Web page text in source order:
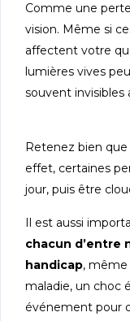
Comme une
vision. Même si
affectent votre
lumières vives
souvent invisibles
Retenez bien
effet, certaines
jour, puis être
Il est aussi
chacun d’entre
handicap, même
maladie, un choc
événement pour